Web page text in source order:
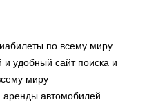
по всему миру
удобный сайт поиска и
миру
аренды автомобилей